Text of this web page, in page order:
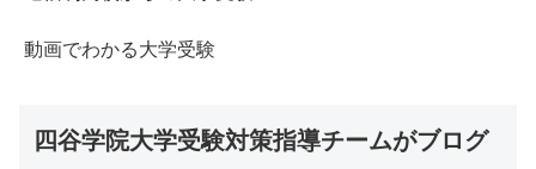
動画でわかる大学受験
四谷学院大学受験対策指導チームがブログ